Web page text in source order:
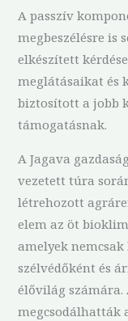
A passzív
megbeszélésre is
elkészített
meglátásaikat és
biztosított a jobb
támogatásnak.
A Jagava
vezetett túra
létrehozott
elem az öt
amelyek
szélvédőként és
élővilág számára.
megcsodálhatták